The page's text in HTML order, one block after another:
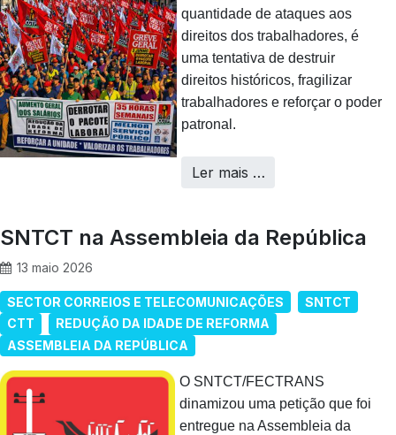
quantidade de ataques aos
direitos dos trabalhadores, é
uma tentativa de destruir
direitos históricos, fragilizar
trabalhadores e reforçar o poder
patronal.
Ler mais …
SNTCT na Assembleia da República
13 maio 2026
SECTOR CORREIOS E TELECOMUNICAÇÕES
SNTCT
CTT
REDUÇÃO DA IDADE DE REFORMA
ASSEMBLEIA DA REPÚBLICA
O SNTCT/FECTRANS
dinamizou uma petição que foi
entregue na Assembleia da